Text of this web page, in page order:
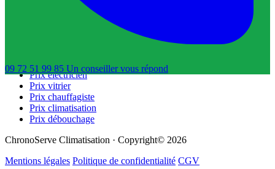
09 72 51 99 85 Un conseillervous répond
Prix serrurier
Prix électricien
Prix vitrier
Prix chauffagiste
Prix climatisation
Prix débouchage
ChronoServe Climatisation · Copyright© 2026
Mentions légales Politique de confidentialité CGV